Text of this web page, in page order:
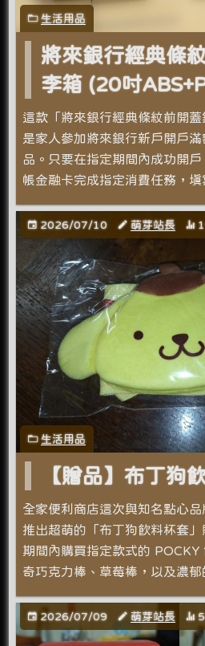
生活用品
將來銀行經典條
李箱 (20吋
這款「將來銀行經典條紋前開蓋
是家人參加將來銀行新戶開戶
品。只要在指定期間內成功開
帳金融卡完成指定消費任務，
2026/07/10 萌芽站長
生活用品
【贈品】布丁狗
全家便利商店這次與知名點心品
推出超萌的「布丁狗飲料杯套
期間內購買指定款式的 POCKY
奇巧克力棒、草莓棒，以及濃
2026/07/09 萌芽站長